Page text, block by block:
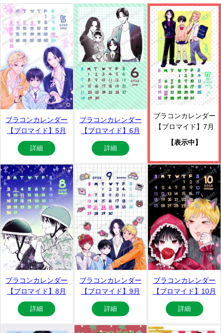
ブラコンカレンダー
【ブロマイド】5月
詳細
ブラコンカレンダー
【ブロマイド】6月
詳細
ブラコンカレンダー
【ブロマイド】7月
【表示中】
ブラコンカレンダー
【ブロマイド】8月
詳細
ブラコンカレンダー
【ブロマイド】9月
詳細
ブラコンカレンダー
【ブロマイド】10月
詳細